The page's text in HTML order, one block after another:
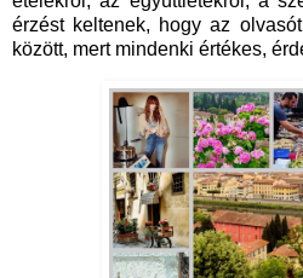
érzést keltenek, hogy az
között, mert mindenki értékes,